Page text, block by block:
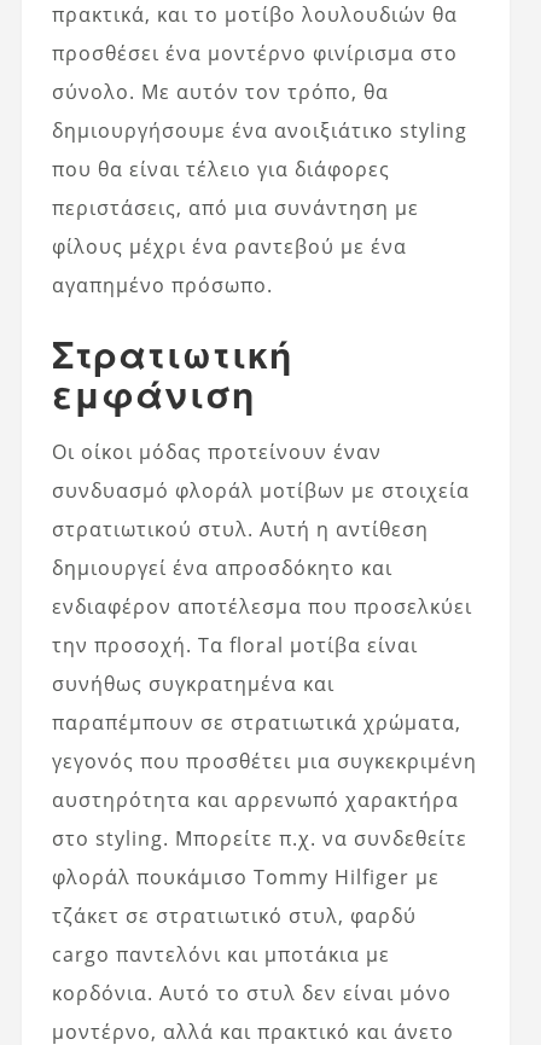
πρακτικά, και το μοτίβο λουλουδιών θα
προσθέσει ένα μοντέρνο φινίρισμα στο
σύνολο. Με αυτόν τον τρόπο, θα
δημιουργήσουμε ένα ανοιξιάτικο styling
που θα είναι τέλειο για διάφορες
περιστάσεις, από μια συνάντηση με
φίλους μέχρι ένα ραντεβού με ένα
αγαπημένο πρόσωπο.
Στρατιωτική
εμφάνιση
Οι οίκοι μόδας προτείνουν έναν
συνδυασμό φλοράλ μοτίβων με στοιχεία
στρατιωτικού στυλ. Αυτή η αντίθεση
δημιουργεί ένα απροσδόκητο και
ενδιαφέρον αποτέλεσμα που προσελκύει
την προσοχή. Τα floral μοτίβα είναι
συνήθως συγκρατημένα και
παραπέμπουν σε στρατιωτικά χρώματα,
γεγονός που προσθέτει μια συγκεκριμένη
αυστηρότητα και αρρενωπό χαρακτήρα
στο styling. Μπορείτε π.χ. να συνδεθείτε
φλοράλ πουκάμισο Tommy Hilfiger με
τζάκετ σε στρατιωτικό στυλ, φαρδύ
cargo παντελόνι και μποτάκια με
κορδόνια. Αυτό το στυλ δεν είναι μόνο
μοντέρνο, αλλά και πρακτικό και άνετο